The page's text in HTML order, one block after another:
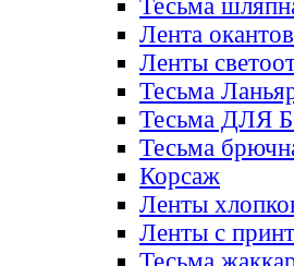
Тесьма
Лента
Ленты
Тесьма
Тесьма ДЛЯ
Тесьма
Корсаж
Ленты
Ленты с